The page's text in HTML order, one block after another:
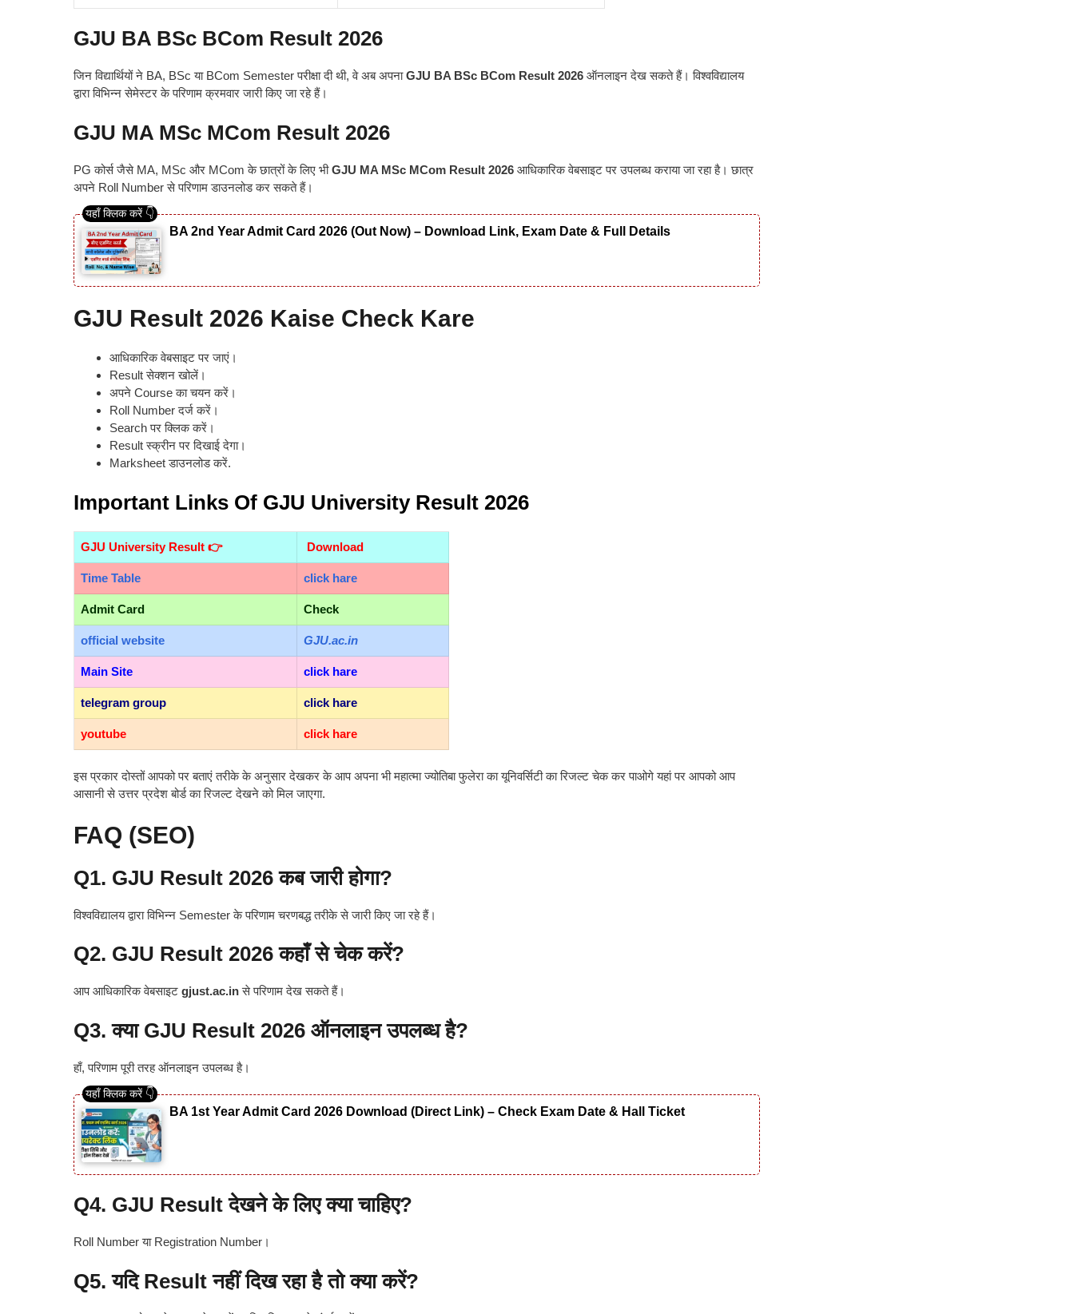
GJU BA BSc BCom Result 2026
जिन विद्यार्थियों ने BA, BSc या BCom Semester परीक्षा दी थी, वे अब अपनाGJU BA BSc BCom Result 2026 ऑनलाइन देख सकते हैं। विश्वविद्यालय
द्वारा विभिन्न सेमेस्टर के परिणाम क्रमवार जारी किए जा रहे हैं।
GJU MA MSc MCom Result 2026
PG कोर्स जैसे MA, MSc और MCom के छात्रों के लिए भीGJU MA MSc MCom Result 2026 आधिकारिक वेबसाइट पर उपलब्ध कराया जा रहा है। छात्र
अपने Roll Number से परिणाम डाउनलोड कर सकते हैं।
BA 2nd Year Admit Card 2026 (Out Now) – Download Link, Exam Date & Full Details
GJU Result 2026 Kaise Check Kare
आधिकारिक वेबसाइट पर जाएं।
Result सेक्शन खोलें।
अपने Course का चयन करें।
Roll Number दर्ज करें।
Search पर क्लिक करें।
Result स्क्रीन पर दिखाई देगा।
Marksheet डाउनलोड करें.
Important Links Of GJU University Result 2026
GJU University Result 👉 Download
Time Table click hare
Admit Card Check
official website GJU.ac.in
Main Site click hare
telegram group click hare
youtube click hare
इस प्रकार दोस्तों आपको पर बताएं तरीके के अनुसार देखकर के आप अपना भी महात्मा ज्योतिबा फुलेरा का यूनिवर्सिटी का रिजल्ट चेक कर पाओगे यहां पर आपको आप
आसानी से उत्तर प्रदेश बोर्ड का रिजल्ट देखने को मिल जाएगा.
FAQ (SEO)
Q1. GJU Result 2026 कब जारी होगा?
विश्वविद्यालय द्वारा विभिन्न Semester के परिणाम चरणबद्ध तरीके से जारी किए जा रहे हैं।
Q2. GJU Result 2026 कहाँ से चेक करें?
आप आधिकारिक वेबसाइट gjust.ac.inसे परिणाम देख सकते हैं।
Q3. क्या GJU Result 2026 ऑनलाइन उपलब्ध है?
हाँ, परिणाम पूरी तरह ऑनलाइन उपलब्ध है।
BA 1st Year Admit Card 2026 Download (Direct Link) – Check Exam Date & Hall Ticket
Q4. GJU Result देखने के लिए क्या चाहिए?
Roll Number या Registration Number।
Q5. यदि Result नहीं दिख रहा है तो क्या करें?